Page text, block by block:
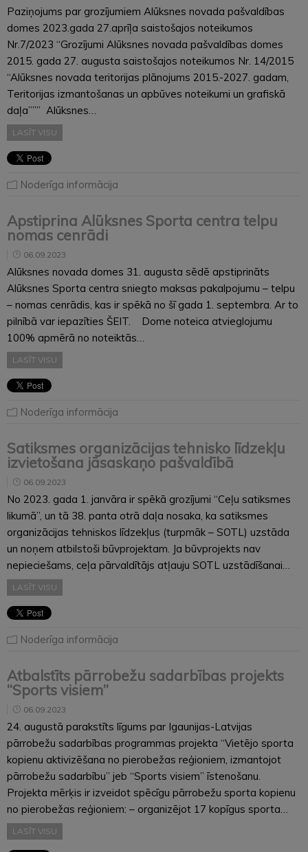
Paziņojums par grozījumiem Alūksnes novada pašvaldības
domes 2023.gada 27.aprīļa saistošajos noteikumos
Nr.7/2023 “Grozījumi Alūksnes novada pašvaldības domes
2015. gada 27. augusta saistošajos noteikumos Nr. 14/2015
“Alūksnes novada teritorijas plānojums 2015.-2027. gadam,
Teritorijas izmantošanas un apbūves noteikumi un grafiskā
daļa””” Alūksnes…
LASĪT VISU
Noderīga informācija
Apstiprina Alūksnes Sporta centra telpu
nomas cenrādi
06.09.2023
Alūksnes novada domes 31. augusta sēdē apstiprināts
Alūksnes Sporta centra sniegto maksas pakalpojumu – telpu
– nomas cenrādis, kas ir spēkā no šī gada 1. septembra. Ar to
pilnībā var iepazīties ŠEIT. Dome noteica atvieglojumu
100% apmērā no noteiktās…
LASĪT VISU
Noderīga informācija
Satiksmes organizācijas tehnisko līdzekļu
izvietošana jāsaskaņo pašvaldībā
06.09.2023
No 2023. gada 1. janvāra ir spēkā grozījumi “Ceļu satiksmes
likumā”, un tā 38. panta otrā daļa nosaka, ka satiksmes
organizācijas tehniskos līdzekļus (turpmāk – SOTL) uzstāda
un noņem atbilstoši būvprojektam. Ja būvprojekts nav
nepieciešams, ceļa pārvaldītājs atļauju SOTL uzstādīšanai…
LASĪT VISU
Noderīga informācija
Atbalstīts pārrobežu sadarbības projekts
“Sports visiem”
06.09.2023
24. augustā parakstīts līgums par Igaunijas-Latvijas
pārrobežu sadarbības programmas projekta “Vietējo sporta
kopienu aktivizēšana no pierobežas reģioniem, izmantojot
pārrobežu sadarbību” jeb “Sports visiem” īstenošanu.
Projekta mērķis ir izveidot spēcīgu pārrobežu sporta kopienu
no pierobežas reģioniem: – organizējot 17 kopīgus sporta…
LASĪT VISU